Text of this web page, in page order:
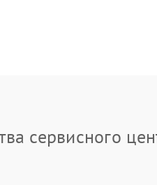
сервисного